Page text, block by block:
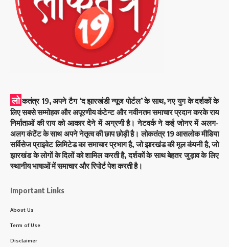
लो कतंत्र 19, अपने टैग ‘द झारखंडी न्यूज पोर्टल’ के साथ, नए युग के दर्शकों के
लिए सबसे सम्मोहक और अपूरणीय कंटेन्ट और नवीनतम समाचार प्रदान करके राय
निर्माताओं की राय को आकार देने में अग्रणी है। नेटवर्क ने कई जोनर में अलग-
अलग कंटेंट के साथ अपने नेतृत्व की छाप छोड़ी है। लोकतंत्र 19 आसलोक मीडिया
सर्विसेज प्राइवेट लिमिटेड का समाचार प्रभाग है, जो झारखंड की मूल कंपनी है, जो
झारखंड के लोगों के दिलों को शामिल करती है, दर्शकों के साथ बेहतर जुड़ाव के लिए
स्थानीय भाषाओं में समाचार और रिपोर्ट पेश करती है।
Important Links
About Us
Term of Use
Disclaimer